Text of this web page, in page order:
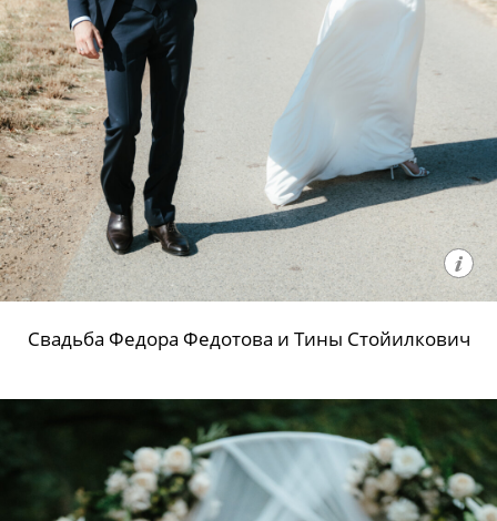
Свадьба Федора Федотова и Тины Стойилкович